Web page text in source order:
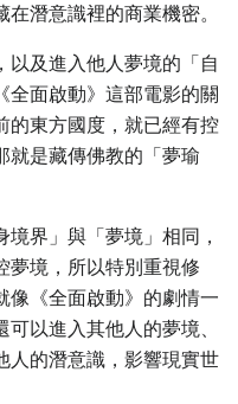
潛意識裡的商業機密。
以及進入他人夢境的「自
全面啟動》這部電影的關
的東方國度，就已經有控
就是藏傳佛教的「夢瑜
界」與「夢境」相同，
夢境，所以特別重視修
像《全面啟動》的劇情一
以進入其他人的夢境、
人的潛意識，影響現實世